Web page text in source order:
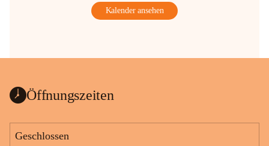
Kalender ansehen
Öffnungszeiten
Geschlossen